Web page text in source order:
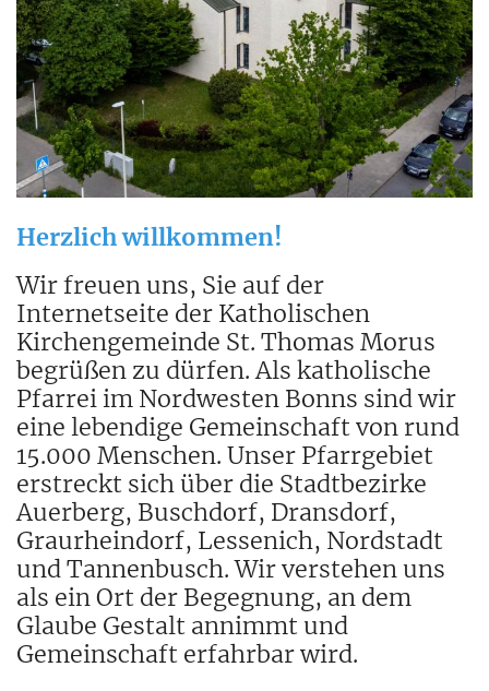
Herzlich willkommen!
Wir freuen uns, Sie auf der
Internetseite der Katholischen
Kirchengemeinde St. Thomas Morus
begrüßen zu dürfen. Als katholische
Pfarrei im Nordwesten Bonns sind wir
eine lebendige Gemeinschaft von rund
15.000 Menschen. Unser Pfarrgebiet
erstreckt sich über die Stadtbezirke
Auerberg, Buschdorf, Dransdorf,
Graurheindorf, Lessenich, Nordstadt
und Tannenbusch. Wir verstehen uns
als ein Ort der Begegnung, an dem
Glaube Gestalt annimmt und
Gemeinschaft erfahrbar wird.